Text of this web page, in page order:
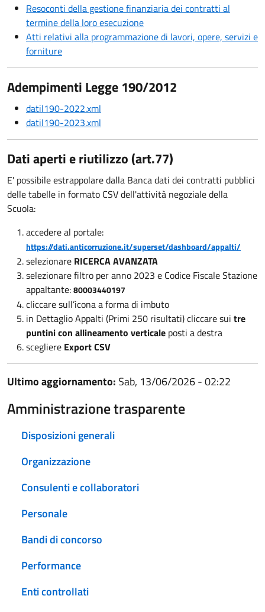
Resoconti della gestione finanziaria dei contratti al
termine della loro esecuzione
Atti relativi alla programmazione di lavori, opere, servizi e
forniture
Adempimenti Legge 190/2012
datil190-2022.xml
datil190-2023.xml
Dati aperti e riutilizzo (art.77)
E' possibile estrappolare dalla Banca dati dei contratti pubblici
delle tabelle in formato CSV dell'attività negoziale della
Scuola:
accedere al portale:
https://dati.anticorruzione.it/superset/dashboard/appalti/
selezionare RICERCA AVANZATA
selezionare filtro per anno 2023 e Codice Fiscale Stazione
appaltante:80003440197
cliccare sull’icona a forma di imbuto
in Dettaglio Appalti (Primi 250 risultati) cliccare sui tre
puntini con allineamento verticale posti a destra
scegliere Export CSV
Ultimo aggiornamento: Sab, 13/06/2026 - 02:22
Amministrazione trasparente
Disposizioni generali
Organizzazione
Consulenti e collaboratori
Personale
Bandi di concorso
Performance
Enti controllati